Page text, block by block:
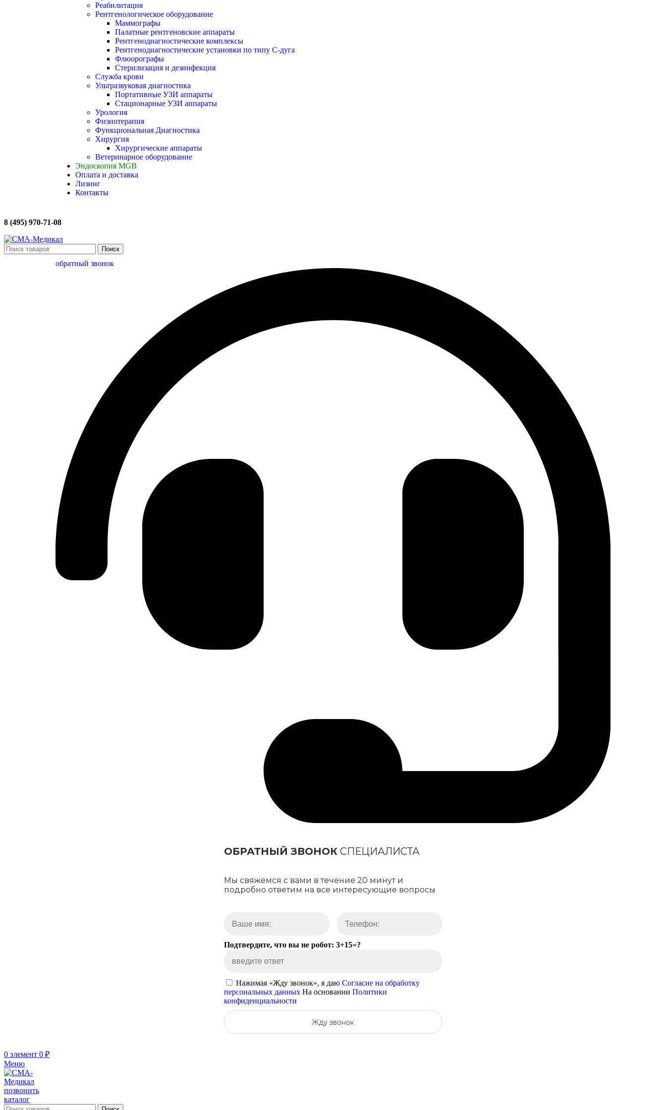
Реабилитация
Рентгенологическое оборудование
Маммографы
Палатные рентгеновские аппараты
Рентгенодиагностические комплексы
Рентгенодиагностические установки по типу С-дуга
Флюорографы
Стерилизация и дезинфекция
Служба крови
Ультразвуковая диагностика
Портативные УЗИ аппараты
Стационарные УЗИ аппараты
Урология
Физиотерапия
Функциональная Диагностика
Хирургия
Хирургические аппараты
Ветеринарное оборудование
Эндоскопия MGB
Оплата и доставка
Лизинг
Контакты
8 (495) 970-71-08
Поиск
обратный звонок
ОБРАТНЫЙ ЗВОНОК СПЕЦИАЛИСТА
Мы свяжемся с вами в течение 20 минут и
подробно ответим на все интересующие вопросы
Подтвердите, что вы не робот: 3+15=?
Нажимая «Жду звонок», я даю Согласие на обработку
персональных данных На основании Политики
конфиденциальности
Жду звонок
0 элемент 0 ₽
Меню
позвонить
каталог